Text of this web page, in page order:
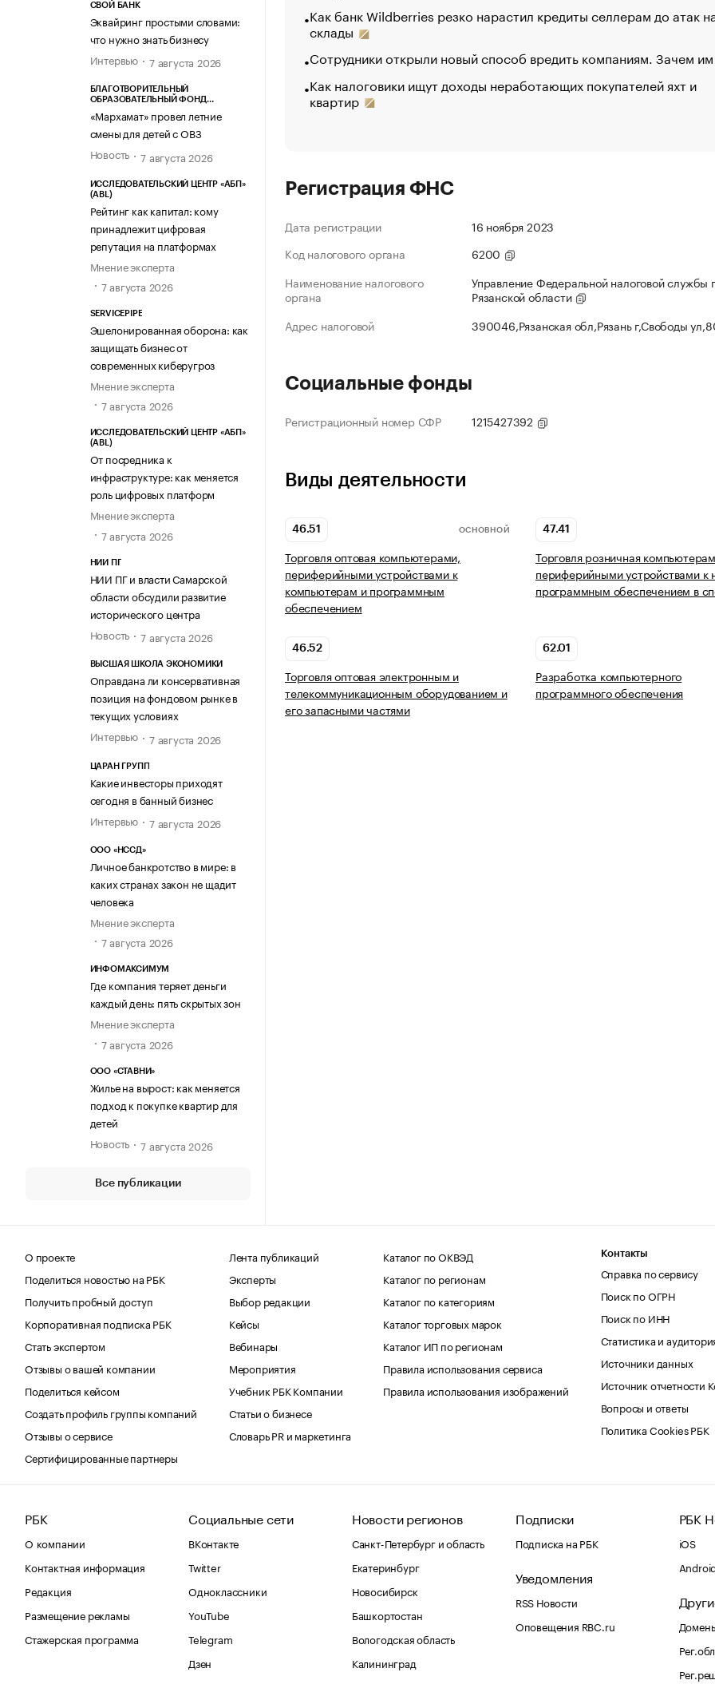
СВОЙ БАНК
Эквайринг простыми словами:
что нужно знать бизнесу
Интервью
7 августа 2026
БЛАГОТВОРИТЕЛЬНЫЙ
ОБРАЗОВАТЕЛЬНЫЙ ФОНД
«Мархамат» провел летние
смены для детей с ОВЗ
Новость
7 августа 2026
ИССЛЕДОВАТЕЛЬСКИЙ ЦЕНТР «АБП»
(ABL)
Рейтинг как капитал: кому
принадлежит цифровая
репутация на платформах
Мнение эксперта
7 августа 2026
SERVICEPIPE
Эшелонированная оборона: как
защищать бизнес от
современных киберугроз
Мнение эксперта
7 августа 2026
ИССЛЕДОВАТЕЛЬСКИЙ ЦЕНТР «АБП»
(ABL)
От посредника к
инфраструктуре: как меняется
роль цифровых платформ
Мнение эксперта
7 августа 2026
НИИ ПГ
НИИ ПГ и власти Самарской
области обсудили развитие
исторического центра
Новость
7 августа 2026
ВЫСШАЯ ШКОЛА ЭКОНОМИКИ
Оправдана ли консервативная
позиция на фондовом рынке в
текущих условиях
Интервью
7 августа 2026
ЦАРАН ГРУПП
Какие инвесторы приходят
сегодня в банный бизнес
Интервью
7 августа 2026
ООО «НССД»
Личное банкротство в мире: в
каких странах закон не щадит
человека
Мнение эксперта
7 августа 2026
ИНФОМАКСИМУМ
Где компания теряет деньги
каждый день: пять скрытых зон
Мнение эксперта
7 августа 2026
ООО «СТАВНИ»
Жилье на вырост: как меняется
подход к покупке квартир для
детей
Новость
7 августа 2026
Все публикации
Как банк Wildberries резко нарастил кредиты селлерам до атак
склады
Сотрудники открыли новый способ вредить компаниям. Зачем
Как налоговики ищут доходы неработающих покупателей яхт и
квартир
Регистрация ФНС
Дата регистрации
16 ноября 2023
Код налогового органа
6200
Наименование налогового
органа
Управление Федеральной налоговой службы
Рязанской области
Адрес налоговой
390046,Рязанская обл,Рязань г,Свободы
Социальные фонды
Регистрационный номер СФР 1215427392
Виды деятельности
46.51 ОСНОВНОЙ
Торговля оптовая компьютерами,
периферийными устройствами к
компьютерам и программным
обеспечением
47.41
Торговля розничная
периферийными устройствами к
программным обеспечением в
46.52
Торговля оптовая электронным и
телекоммуникационным оборудованием и
его запасными частями
62.01
Разработка компьютерного
программного обеспечения
О проекте
Поделиться новостью на РБК
Получить пробный доступ
Корпоративная подписка РБК
Стать экспертом
Отзывы о вашей компании
Поделиться кейсом
Создать профиль группы компаний
Отзывы о сервисе
Сертифицированные партнеры
Лента публикаций
Эксперты
Выбор редакции
Кейсы
Вебинары
Мероприятия
Учебник РБК Компании
Статьи о бизнесе
Словарь PR и маркетинга
Каталог по ОКВЭД
Каталог по регионам
Каталог по категориям
Каталог торговых марок
Каталог ИП по регионам
Правила использования сервиса
Правила использования изображений
Контакты
Справка по сервису
Поиск по ОГРН
Поиск по ИНН
Статистика и
Источники данных
Источник отчетности
Вопросы и ответы
Политика Cookies РБК
РБК
О компании
Контактная информация
Редакция
Размещение рекламы
Стажерская программа
Социальные сети
ВКонтакте
Twitter
Одноклассники
YouTube
Telegram
Дзен
Новости регионов
Санкт-Петербург и область
Екатеринбург
Новосибирск
Башкортостан
Вологодская область
Калининград
Подписки
Подписка на РБК
Уведомления
RSS Новости
Оповещения RBC.ru
РБК
iOS